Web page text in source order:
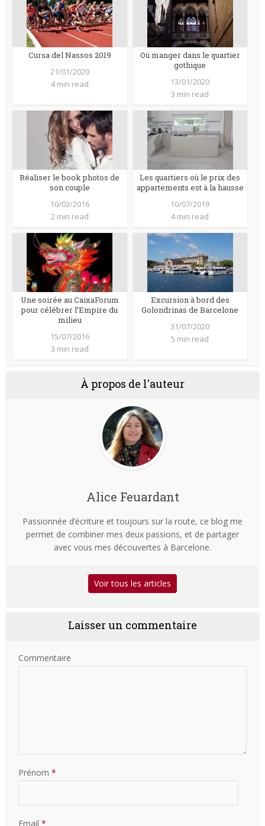
Cursa del Nassos 2019
21/01/2020
4 min read
Où manger dans le quartier
gothique
13/01/2020
3 min read
Réaliser le book photos de
son couple
10/03/2016
2 min read
Les quartiers où le prix des
appartements est à la hausse
10/07/2019
4 min read
Une soirée au CaixaForum
pour célébrer l’Empire du
milieu
15/07/2016
3 min read
Excursion à bord des
Golondrinas de Barcelone
31/07/2020
5 min read
À propos de l'auteur
Alice Feuardant
Passionnée d’écriture et toujours sur la route, ce blog me
permet de combiner mes deux passions, et de partager
avec vous mes découvertes à Barcelone.
Voir tous les articles
Laisser un commentaire
Commentaire
Prénom *
Email *